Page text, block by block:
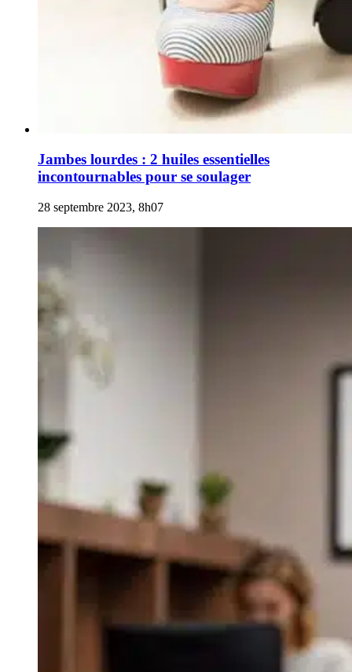
Jambes lourdes : 2 huiles essentielles
incontournables pour se soulager
28 septembre 2023, 8h07